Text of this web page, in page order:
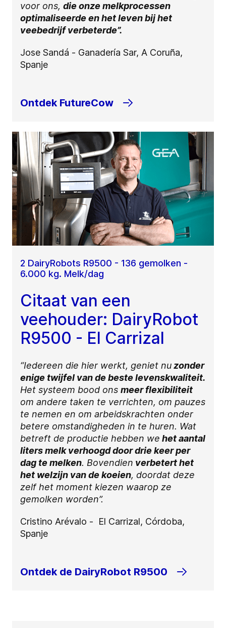
voor ons, die onze melkprocessen
optimaliseerde en het leven bij het
veebedrijf verbeterde”.
Jose Sandá - Ganadería Sar, A Coruña,
Spanje
Ontdek FutureCow
2 DairyRobots R9500 - 136 gemolken -
6.000 kg. Melk/dag
Citaat van een
veehouder: DairyRobot
R9500 - El Carrizal
“Iedereen die hier werkt, geniet nuzonder
enige twijfel van de beste levenskwaliteit.
Het systeem bood ons meer flexibiliteit
om andere taken te verrichten, om pauzes
te nemen en om arbeidskrachten onder
betere omstandigheden in te huren. Wat
betreft de productie hebben we het aantal
liters melk verhoogd door drie keer per
dag te melken. Bovendien verbetert het
het welzijn van de koeien, doordat deze
zelf het moment kiezen waarop ze
gemolken worden”.
Cristino Arévalo - El Carrizal, Córdoba,
Spanje
Ontdek de DairyRobot R9500